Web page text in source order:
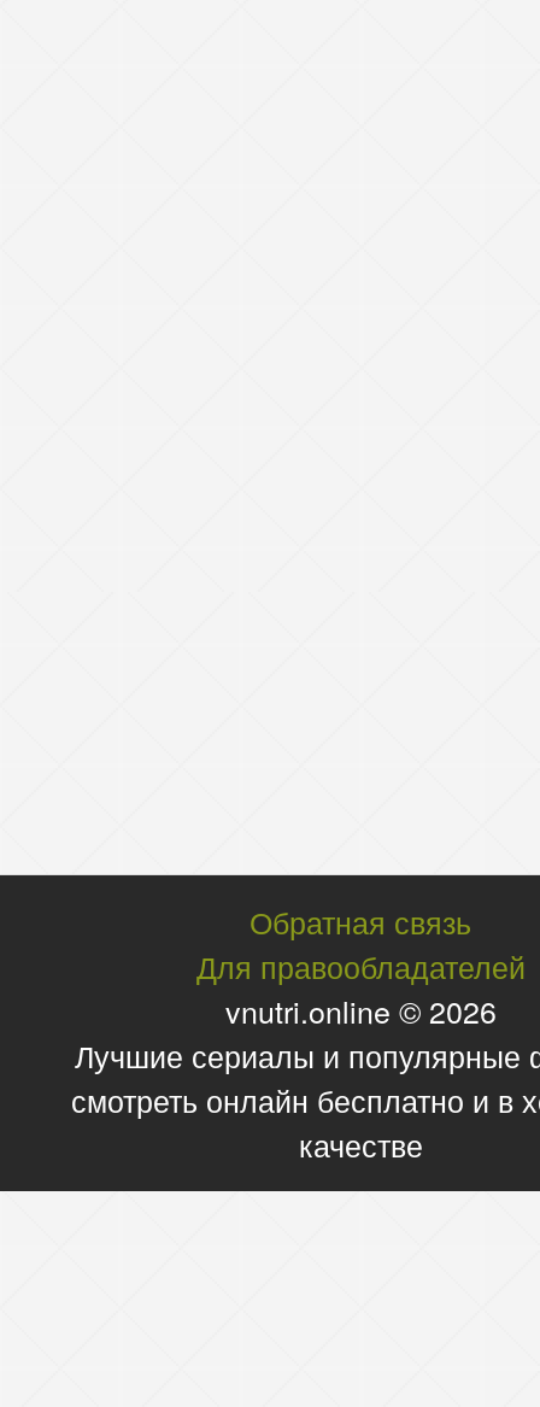
Обратная связь
Для правообладателей
vnutri.online © 2026
Лучшие сериалы и
смотреть онлайн бесплатно и в
качестве